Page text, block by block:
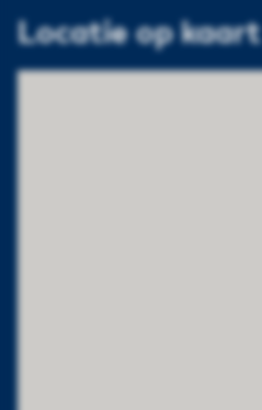
Locatie op kaart